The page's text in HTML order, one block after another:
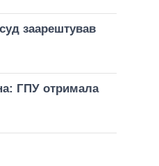
заарештував
ГПУ отримала